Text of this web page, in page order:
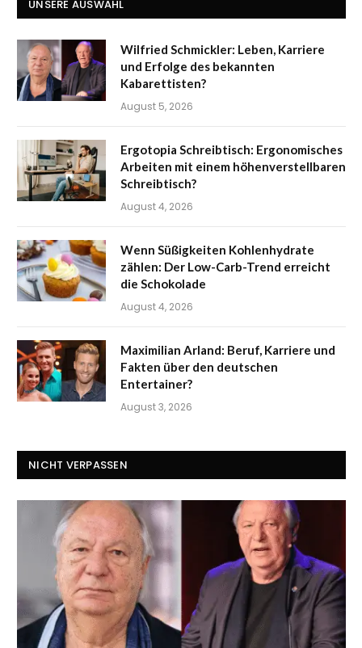
UNSERE AUSWAHL
Wilfried Schmickler: Leben, Karriere
und Erfolge des bekannten
Kabarettisten?
August 5, 2026
Ergotopia Schreibtisch: Ergonomisches
Arbeiten mit einem höhenverstellbaren
Schreibtisch?
August 4, 2026
Wenn Süßigkeiten Kohlenhydrate
zählen: Der Low-Carb-Trend erreicht
die Schokolade
August 4, 2026
Maximilian Arland: Beruf, Karriere und
Fakten über den deutschen
Entertainer?
August 3, 2026
NICHT VERPASSEN